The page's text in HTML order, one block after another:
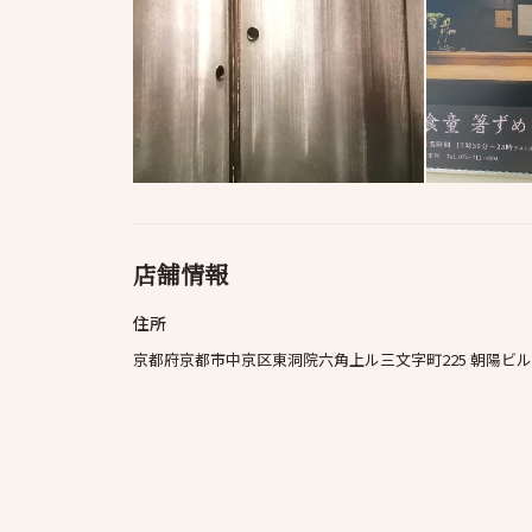
店舗情報
住所
京都府京都市中京区東洞院六角上ル三文字町225 朝陽ビ